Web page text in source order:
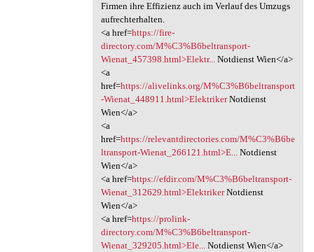
Firmen ihre Effizienz auch im Verlauf des Umzugs
aufrechterhalten.
<a href=https://fire-
directory.com/M%C3%B6beltransport-
Wienat_457398.html>Elektr...Notdienst Wien</a>
<a
href=https://alivelinks.org/M%C3%B6beltransport
-Wienat_448911.html>ElektrikerNotdienst
Wien</a>
<a
href=https://relevantdirectories.com/M%C3%B6be
ltransport-Wienat_266121.html>E...Notdienst
Wien</a>
<a href=https://efdir.com/M%C3%B6beltransport-
Wienat_312629.html>ElektrikerNotdienst
Wien</a>
<a href=https://prolink-
directory.com/M%C3%B6beltransport-
Wienat_329205.html>Ele...Notdienst Wien</a>